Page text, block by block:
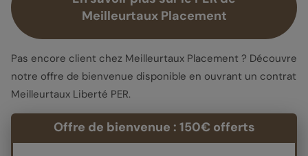
Meilleurtaux Placement
Pas encore client chez Meilleurtaux Placement ? Découvre
notre offre de bienvenue disponible en ouvrant un contrat
Meilleurtaux Liberté PER.
Offre de bienvenue : 150€ offerts